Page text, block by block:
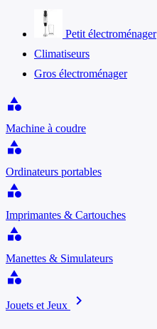
Petit électroménager
Climatiseurs
Gros électroménager
category
Machine à coudre
category
Ordinateurs portables
category
Imprimantes & Cartouches
category
Manettes & Simulateurs
category
Jouets et Jeux chevron_right